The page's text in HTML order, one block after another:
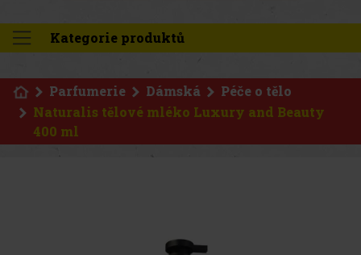
Kategorie produktů
Parfumerie Dámská
Péče o tělo
Naturalis tělové mléko Luxury and Beauty
400 ml